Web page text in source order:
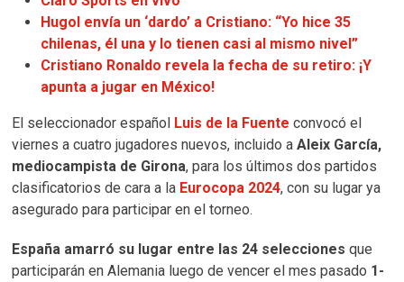
Hugol envía un ‘dardo’ a Cristiano: “Yo hice 35
chilenas, él una y lo tienen casi al mismo nivel”
Cristiano Ronaldo revela la fecha de su retiro: ¡Y
apunta a jugar en México!
El seleccionador español Luis de la Fuente convocó el
viernes a cuatro jugadores nuevos, incluido aAleix García,
mediocampista de Girona, para los últimos dos partidos
clasificatorios de cara a la Eurocopa 2024, con su lugar ya
asegurado para participar en el torneo.
España amarró su lugar entre las 24 selecciones que
participarán en Alemania luego de vencer el mes pasado 1-